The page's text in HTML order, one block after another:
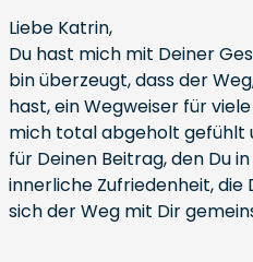
Liebe Katrin,
Du hast mich mit Deiner
bin überzeugt, dass der
hast, ein Wegweiser für
mich total abgeholt gefühlt
für Deinen Beitrag, den Du
innerliche Zufriedenheit, die
sich der Weg mit Dir